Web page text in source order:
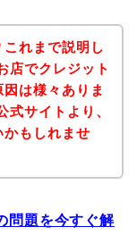
れまで説明し
店でクレジット
は様々ありま
サイトより、
もしれませ
問題を今すぐ解